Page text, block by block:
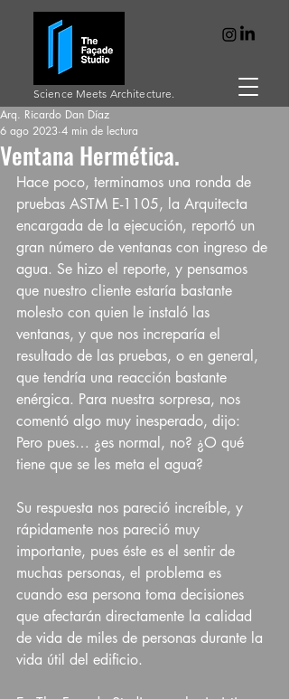
Science Meets Architecture.
Ventana Hermética.
Arq. Ricardo Dan Díaz
6 ago 2023 4 min de lectura
Hace poco, terminamos una ronda de
pruebas ASTM E-1105, la Arquitecta
encargada de la ejecución, reportó un
gran número de ventanas con ingreso de
agua. Se hizo el reporte, y pensamos
que nuestro cliente estaría bastante
molesto con quien le instaló las
ventanas, y que nos increparía el
resultado de las pruebas, o en general,
que tendría una reacción bastante
enérgica. Para nuestra sorpresa, nos
comentó algo muy inesperado, dijo:
Pero pues… ¿es normal, no? ¿O qué
tiene que se les meta el agua?
Su respuesta nos pareció increíble, y
rápidamente nos pareció muy
importante, pues éste es el sentir de
muchas personas, el problema es
cuando esa persona toma decisiones
que afectarán directamente la calidad
de vida de miles de personas durante la
vida útil del edificio.